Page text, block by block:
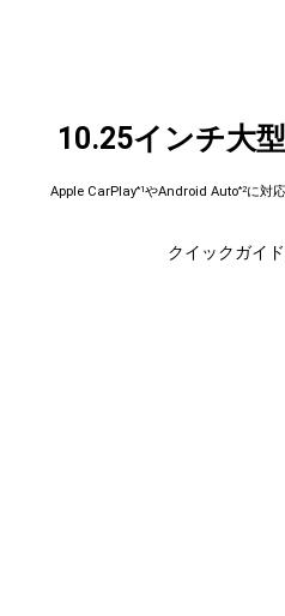
10.25インチ大
Apple CarPlay*1やAndroid Auto*2に対
クイックガイ